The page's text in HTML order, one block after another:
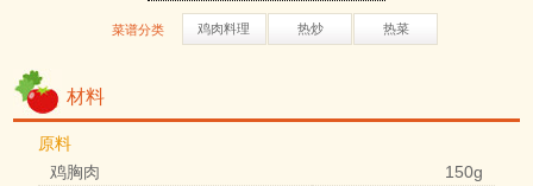
菜谱分类 鸡肉料理 热炒 热菜
材料
原料
鸡胸肉
150g